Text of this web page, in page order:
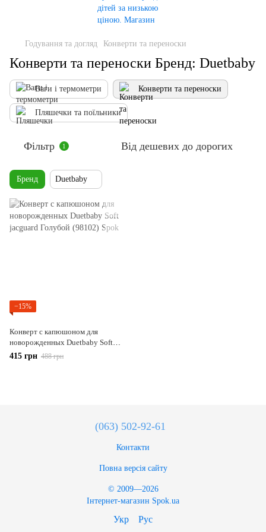
Годування та догляд Конверти та переноски
Конверти та переноски Бренд: Duetbaby
Ваги і термометри Конверти та переноски
Пляшечки та поїльники
Фільтр 1 Від дешевих до дорогих
Бренд Duetbaby
−15%
Конверт с капюшоном для
новорожденных Duetbaby Soft
jacguard Голубой (98102)
415 грн 488 грн
(063) 502-92-61
Контакти
Повна версія сайту
© 2009—2026
Інтернет-магазин Spok.ua
Укр Рус